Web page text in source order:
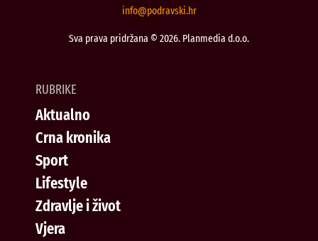
rh.iksvardop
@ofni
Sva prava pridržana © 2026. Planmedia d.o.o.
RUBRIKE
Aktualno
Crna kronika
Sport
Lifestyle
Zdravlje i život
Vjera